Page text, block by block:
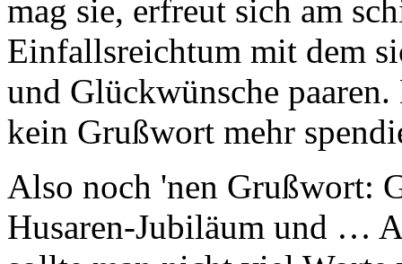
mag sie, erfreut sich am
Einfallsreichtum mit dem
und Glückwünsche
kein Grußwort mehr
Also noch 'nen Grußwort:
Husaren-Jubiläum und …